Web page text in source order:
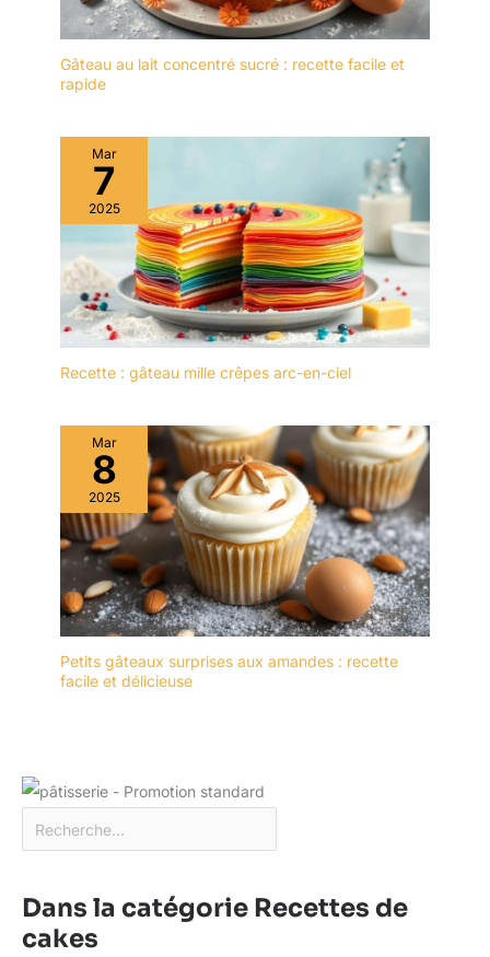
Gâteau au lait concentré sucré : recette facile et
rapide
Mar
7
2025
Recette : gâteau mille crêpes arc-en-ciel
Mar
8
2025
Petits gâteaux surprises aux amandes : recette
facile et délicieuse
Dans la catégorie Recettes de
cakes